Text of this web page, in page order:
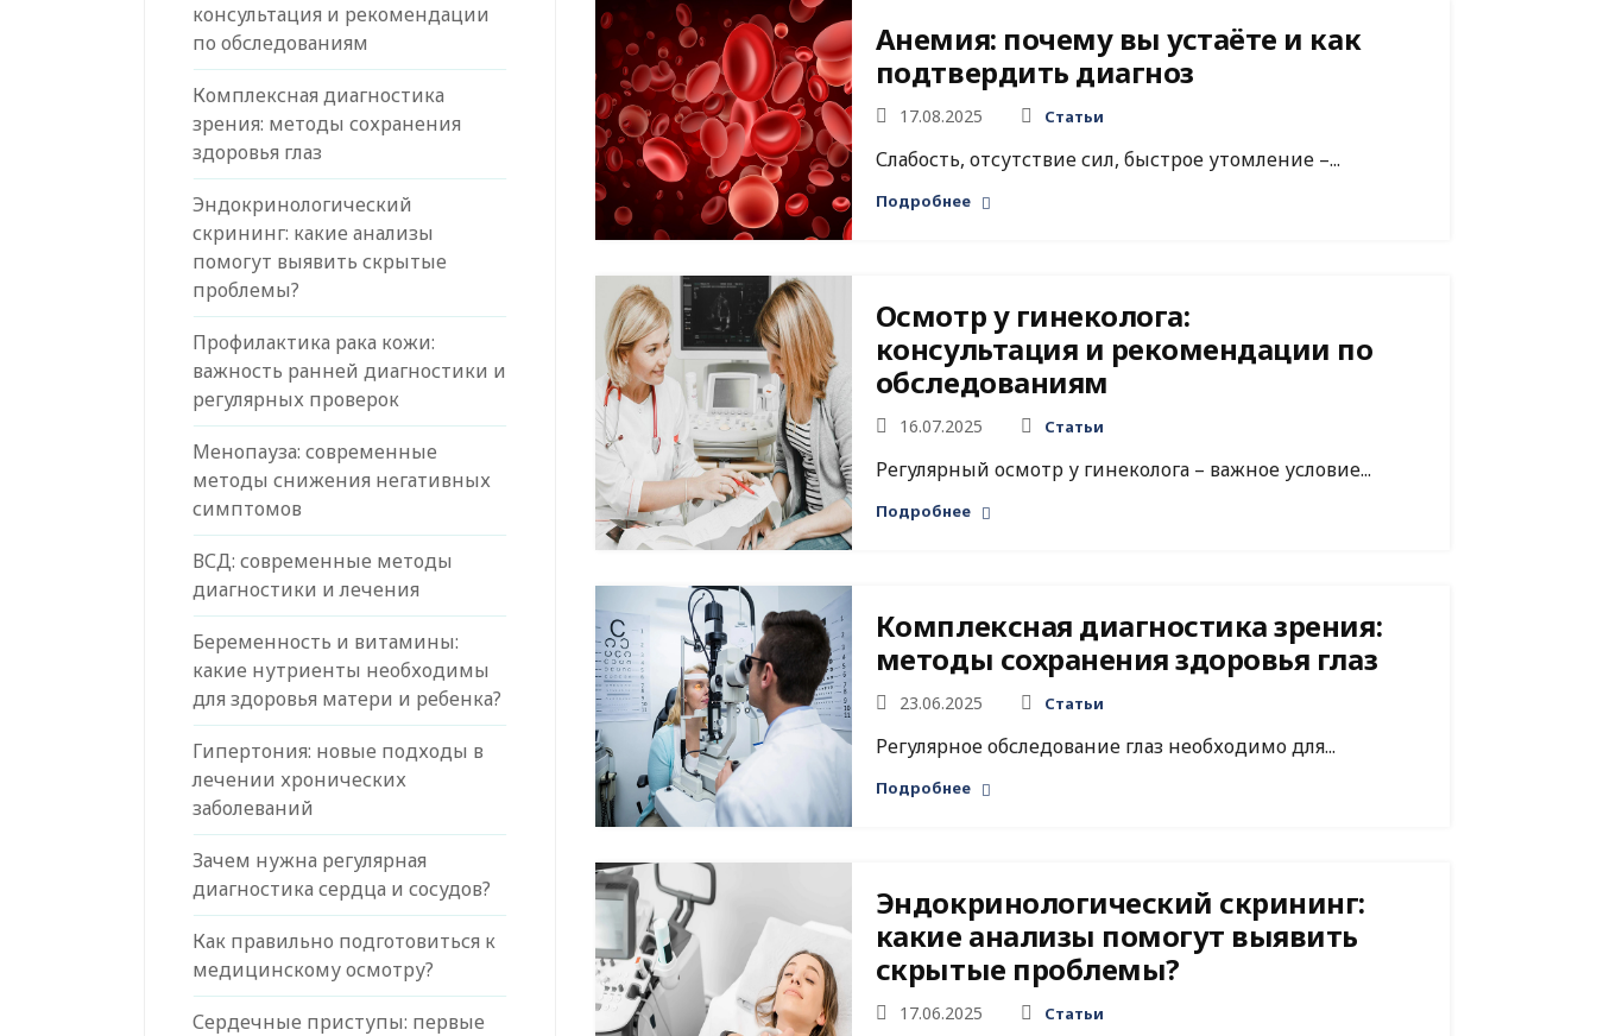
консультация и рекомендации
по обследованиям
Комплексная диагностика
зрения: методы сохранения
здоровья глаз
Эндокринологический
скрининг: какие анализы
помогут выявить скрытые
проблемы?
Профилактика рака кожи:
важность ранней диагностики и
регулярных проверок
Менопауза: современные
методы снижения негативных
симптомов
ВСД: современные методы
диагностики и лечения
Беременность и витамины:
какие нутриенты необходимы
для здоровья матери и ребенка?
Гипертония: новые подходы в
лечении хронических
заболеваний
Зачем нужна регулярная
диагностика сердца и сосудов?
Как правильно подготовиться к
медицинскому осмотру?
Сердечные приступы: первые
Анемия: почему вы устаёте и как
подтвердить диагноз
17.08.2025 Статьи
Слабость, отсутствие сил, быстрое утомление –...
Подробнее
Осмотр у гинеколога:
консультация и рекомендации по
обследованиям
16.07.2025 Статьи
Регулярный осмотр у гинеколога – важное условие...
Подробнее
Комплексная диагностика зрения:
методы сохранения здоровья глаз
23.06.2025 Статьи
Регулярное обследование глаз необходимо для...
Подробнее
Эндокринологический скрининг:
какие анализы помогут выявить
скрытые проблемы?
17.06.2025 Статьи